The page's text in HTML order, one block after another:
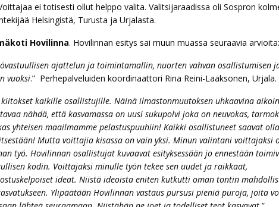
ei totisesti ollut helppo valita. Valitsijaraadissa oli Sospron
Helsingistä, Turusta ja Urjalasta.
Hovilinna. Hovilinnan esitys sai muun muassa seuraavia arvioita:
ajattelun ja toimintamallin, nuorten vahvan osallistumisen
vuoksi.” Perhepalveluiden koordinaattori Rina Reini-Laaksonen, Urjala.
kaikille osallistujille. Näinä ilmastonmuutoksen uhkaavina
nähdä, että kasvamassa on uusi sukupolvi joka on neuvokas,
yhteisen maailmamme pelastuspuuhiin! Kaikki osallistuneet saavat olla
Mutta voittajia kisassa on vain yksi. Minun valintani voittajaksi
työ. Hovilinnan osallistujat kuvaavat esityksessään jo ennestään
kodin. Voittajaksi minulle työn tekee sen uudet ja raikkaat,
ideat. Niistä ideoista eniten kutkutti oman tontin
Ylipäätään Hovilinnan vastaus pursusi pieniä puroja, joita